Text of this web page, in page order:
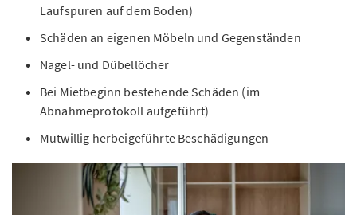
Laufspuren auf dem Boden)
Schäden an eigenen Möbeln und Gegenständen
Nagel- und Dübellöcher
Bei Mietbeginn bestehende Schäden (im
Abnahmeprotokoll aufgeführt)
Mutwillig herbeigeführte Beschädigungen